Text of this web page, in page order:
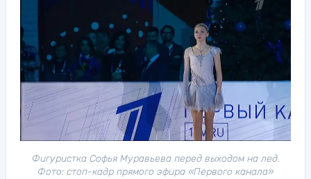
Фигуристка Софья Муравьева перед выходом на лед.
Фото: стоп-кадр прямого эфира «Первого канала»